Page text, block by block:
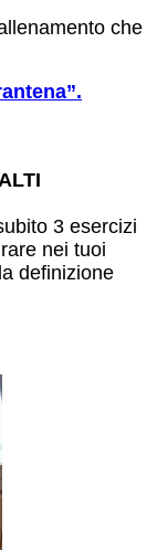
che
3 esercizi
nei tuoi
definizione